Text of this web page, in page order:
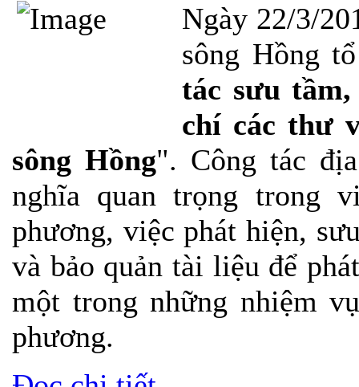
Ngày 22/3/
sông Hồng
tác sưu
chí các thư
sông Hồng". Công tác
nghĩa quan trọng trong
phương, việc phát hiện,
và bảo quản tài liệu để
một trong những nhiệm
phương.